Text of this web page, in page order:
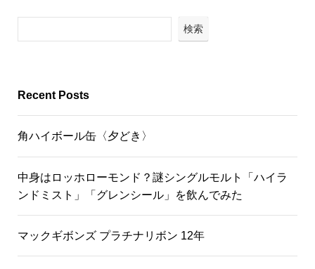
検索
Recent Posts
角ハイボール缶〈夕どき〉
中身はロッホローモンド？謎シングルモルト「ハイラ
ンドミスト」「グレンシール」を飲んでみた
マックギボンズ プラチナリボン 12年